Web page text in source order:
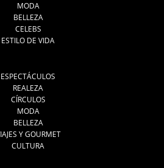
MODA
BELLEZA
CELEBS
ESTILO DE VIDA
ESPECTÁCULOS
REALEZA
CÍRCULOS
MODA
BELLEZA
Y GOURMET
CULTURA